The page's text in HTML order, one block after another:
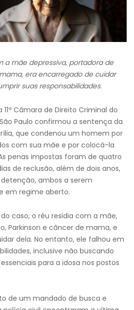
a mãe depressiva, portadora de
era encarregado de cuidar
suas responsabilidades.
Câmara de Direito Criminal do
Paulo confirmou a sentença da
que condenou um homem por
com sua mãe e por colocá-la
penas impostas foram de quatro
de reclusão, além de dois anos,
ambos a serem
em regime aberto.
caso, o réu residia com a mãe,
Parkinson e câncer de mama, e
dela. No entanto, ele falhou em
inclusive não buscando
para a idosa nos postos
de um mandado de busca e